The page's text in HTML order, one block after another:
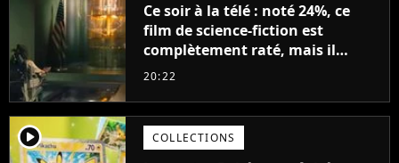
Ce soir à la télé : noté 24%, ce
film de science-fiction est
complètement raté, mais il
aurait pu être encore pire à
20:22
player2 COLLECTIONS